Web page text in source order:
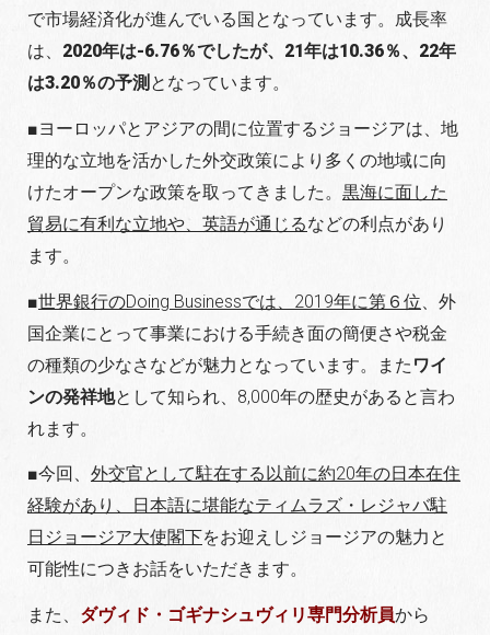
で市場経済化が進んでいる国となっています。成長率
は、 2020年は-6.76％でしたが、21年は10.36％、22年
は3.20％の予測 となっています。
■ヨーロッパとアジアの間に位置するジョージアは、地
理的な立地を活かした外交政策により多くの地域に向
けたオープンな政策を取ってきました。 黒海に面した
貿易に有利な立地や、英語が通じるなどの利点があり
ます。
■世界銀行のDoing Businessでは、2019年に第６位 、外
国企業にとって事業における手続き面の簡便さや税金
の種類の少なさなどが魅力となっています。また ワイ
ンの発祥地として知られ、8,000年の歴史があると言わ
れます。
■今回、 外交官として駐在する以前に約20年の日本在住
経験があり、日本語に堪能なティムラズ・レジャバ駐
日ジョージア大使閣下をお迎えしジョージアの魅力と
可能性につきお話をいただきます。
また、 ダヴィド・ゴギナシュヴィリ専門分析員から